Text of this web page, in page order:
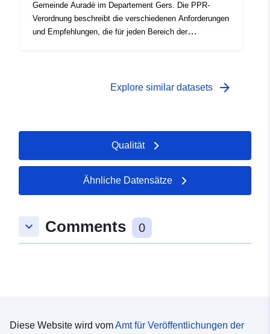
Gemeinde Auradé im Departement Gers. Die PPR-
Verordnung beschreibt die verschiedenen Anforderungen
und Empfehlungen, die für jeden Bereich der
jedoch auch für bestehende Gebäude. Je nach Bauart
Explore similar datasets arrow_forward
Qualität
Ähnliche Datensätze
keyboard_arrow_down Comments 0
Diese Website wird vomAmt für Veröffentlichungen der